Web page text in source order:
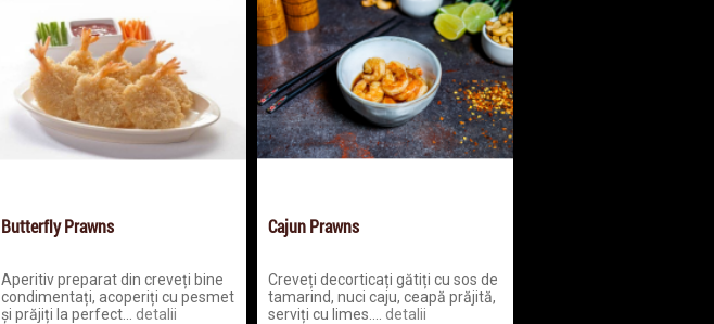
Butterfly Prawns
Aperitiv preparat din creveți bine
condimentați, acoperiți cu pesmet
și prăjiți la perfect... detalii
Cajun Prawns
Creveți decorticați gătiți cu sos de
tamarind, nuci caju, ceapă prăjită,
serviți cu limes.... detalii